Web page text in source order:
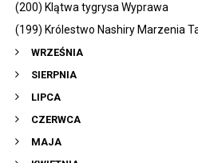
(200) Klątwa tygrysa Wyprawa
(199) Królestwo Nashiry Marzenia
WRZEŚNIA
SIERPNIA
LIPCA
CZERWCA
MAJA